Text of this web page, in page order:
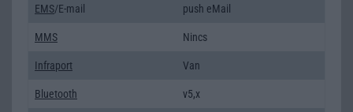
EMS/E-mail push eMail
MMS Nincs
Infraport Van
Bluetooth v5,x